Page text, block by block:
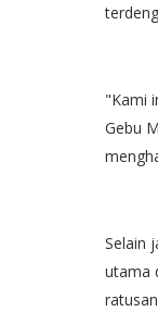
"Kami
Gebu
Selain
utama